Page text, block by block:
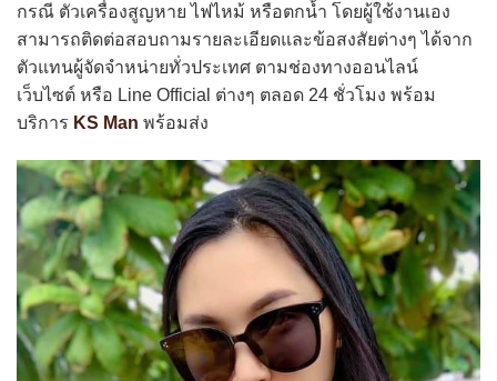
กรณี ตัวเครื่องสูญหาย ไฟไหม้ หรือตกน้ำ โดยผู้ใช้งานเอง
สามารถติดต่อสอบถามรายละเอียดและข้อสงสัยต่างๆ ได้จาก
ตัวแทนผู้จัดจำหน่ายทั่วประเทศ ตามช่องทางออนไลน์
เว็บไซต์ หรือ Line Official ต่างๆ ตลอด 24 ชั่วโมง พร้อม
บริการ KS Man พร้อมส่ง